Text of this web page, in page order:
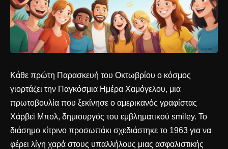
Κάθε πρώτη Παρασκευή του Οκτωβρίου ο κόσμος
γιορτάζει την Παγκόσμια Ημέρα Χαμόγελου, μια
πρωτοβουλία που ξεκίνησε ο αμερικανός γραφίστας
Χάρβεϊ Μπολ, δημιουργός του εμβληματικού smiley. Το
διάσημο κίτρινο προσωπάκι σχεδιάστηκε το 1963 για να
φέρει λίγη χαρά στους υπαλλήλους μιας ασφαλιστικής